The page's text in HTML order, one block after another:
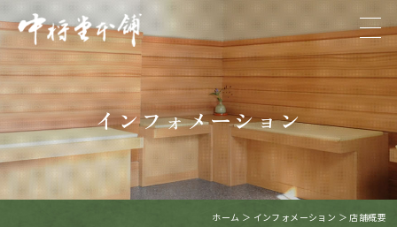
インフォメーション
ホーム ＞ インフォメーション ＞ 店舗概要